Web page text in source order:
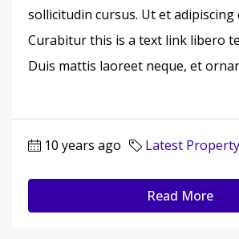
sollicitudin cursus. Ut et adipiscing
Curabitur this is a text link libero
Duis mattis laoreet neque, et
10 years ago Latest
Read More